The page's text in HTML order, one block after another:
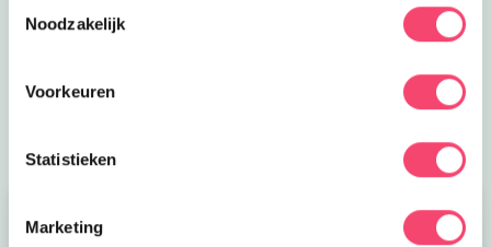
Noodzakelijk
Voorkeuren
Statistieken
Marketing
staat vol met toffe uitjes, tips voor thuis, zomerse of
regenachtige dagen. Maak fijne herinneringen met